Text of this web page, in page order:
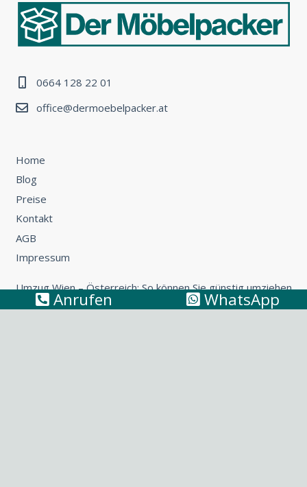
0664 128 22 01
office@dermoebelpacker.at
Home
Blog
Preise
Kontakt
AGB
Impressum
Umzug Wien – Österreich: So können Sie günstig umziehen
Küchentransport & Küchenmontage: Umzug mit Küche
Anrufen WhatsApp